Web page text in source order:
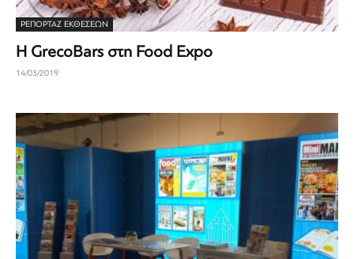
ΡΕΠΟΡΤΆΖ ΕΚΘΈΣΕΩΝ
H GrecoBars στη Food Expo
14/03/2019